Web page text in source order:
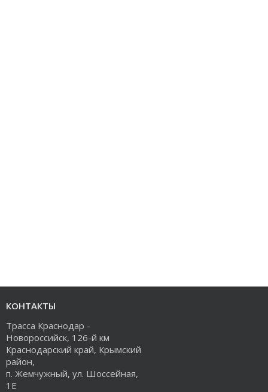
КОНТАКТЫ
Трасса Краснодар -
Новороссийск, 126-й км
Краснодарский край, Крымский
район,
п. Жемчужный, ул. Шоссейная,
1Е